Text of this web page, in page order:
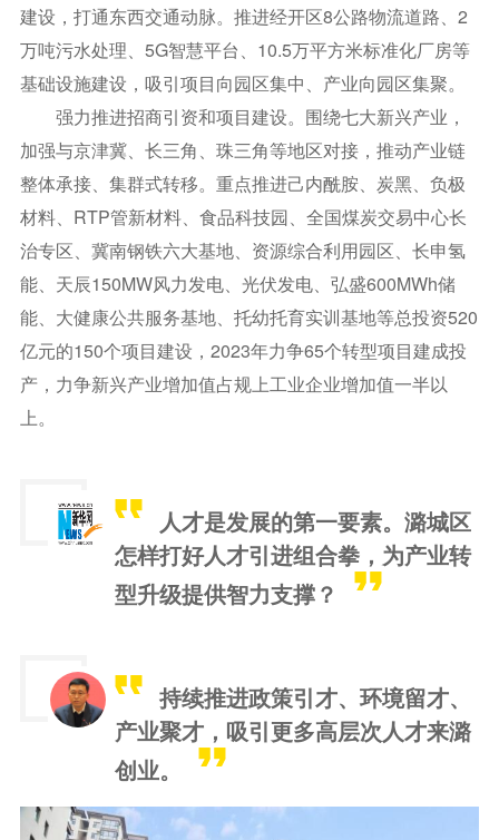
建设，打通东西交通动脉。推进经开区8公路物流道路、2
万吨污水处理、5G智慧平台、10.5万平方米标准化厂房等
基础设施建设，吸引项目向园区集中、产业向园区集聚。
强力推进招商引资和项目建设。围绕七大新兴产业，
加强与京津冀、长三角、珠三角等地区对接，推动产业链
整体承接、集群式转移。重点推进己内酰胺、炭黑、负极
材料、RTP管新材料、食品科技园、全国煤炭交易中心长
治专区、冀南钢铁六大基地、资源综合利用园区、长申氢
能、天辰150MW风力发电、光伏发电、弘盛600MWh储
能、大健康公共服务基地、托幼托育实训基地等总投资520
亿元的150个项目建设，2023年力争65个转型项目建成投
产，力争新兴产业增加值占规上工业企业增加值一半以
上。
人才是发展的第一要素。潞城区
怎样打好人才引进组合拳，为产业转
型升级提供智力支撑？
持续推进政策引才、环境留才、
产业聚才，吸引更多高层次人才来潞
创业。